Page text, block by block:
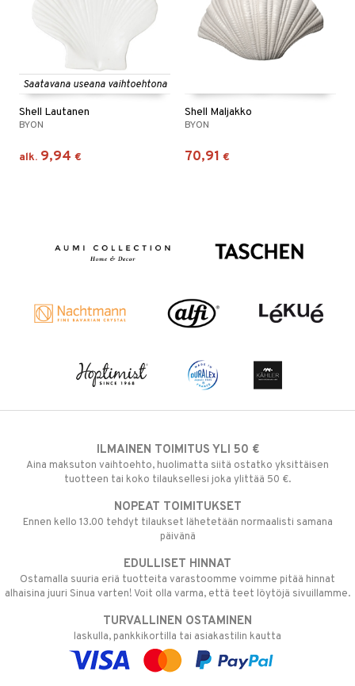
Saatavana useana vaihtoehtona
Shell Lautanen
BYON
alk. 9,94 €
Shell Maljakko
BYON
70,91 €
ILMAINEN TOIMITUS YLI 50 €
Aina maksuton vaihtoehto, huolimatta siitä ostatko yksittäisen
tuotteen tai koko tilauksellesi joka ylittää 50 €.
NOPEAT TOIMITUKSET
Ennen kello 13.00 tehdyt tilaukset lähetetään normaalisti samana
päivänä
EDULLISET HINNAT
Ostamalla suuria eriä tuotteita varastoomme voimme pitää hinnat
alhaisina juuri Sinua varten! Voit olla varma, että teet löytöjä sivuillamme.
TURVALLINEN OSTAMINEN
laskulla, pankkikortilla tai asiakastilin kautta